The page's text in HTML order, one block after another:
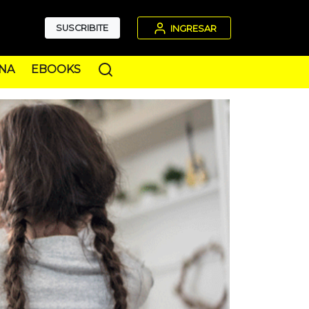
SUSCRIBITE INGRESAR
EBOOKS